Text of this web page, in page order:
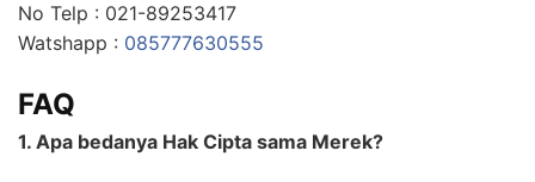
No Telp : 021-89253417
Watshapp : 085777630555
FAQ
1. Apa bedanya Hak Cipta sama Merek?